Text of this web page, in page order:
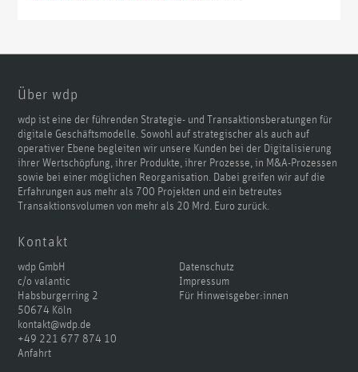
Über wdp
wdp ist eine der führenden Strategie- und Transaktionsberatungen für
digitale Geschäftsmodelle. Sowohl auf strategischer als auch auf
operativer Ebene begleiten wir unsere Kunden bei der Digitalisierung
ihrer Wertschöpfung, ihrer Produkte, ihrer Prozesse, in M&A-Prozessen
sowie bei einer möglichen Reorganisation. Dabei greifen wir auf die
Erfahrungen aus mehr als 700 Projekten und ein betreutes
Transaktionsvolumen von mehr als 20 Mrd. Euro zurück.
Kontakt
wdp GmbH
c/o valantic
Habsburgerring 2
50674 Köln
kontakt@wdp.de
+49 221 677 874 10
Anfahrt
Datenschutz
Impressum
Für Hinweisgeber:innen